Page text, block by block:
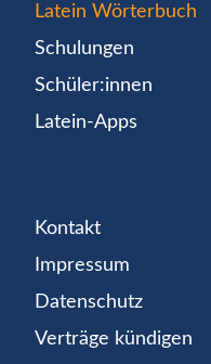
Latein Wörterbuch
Schulungen
Schüler:innen
Latein-Apps
Kontakt
Impressum
Datenschutz
Verträge kündigen